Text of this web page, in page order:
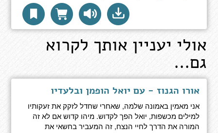
אולי יעניין אותך לקרוא
גם...
אורו הגנוז - עם יואל הופמן ובלעדיו
אני מאמין באמונה שלמה, שאחרי שחדל לזקק את זעקותיו
למילים מכשפות, יואל הפך לקדוש. מיהו קדוש אם לא זה
המורה את הדרך לחיי הנצח, זה המעביר בחשאי את